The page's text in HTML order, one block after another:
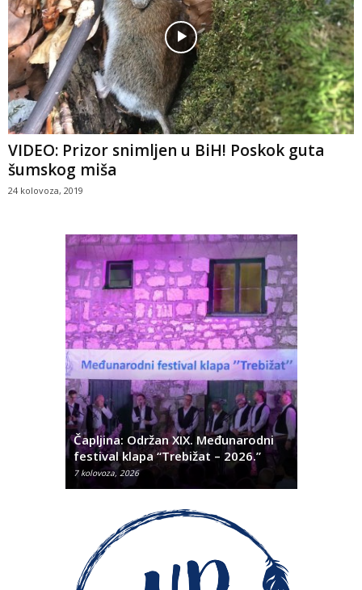
VIDEO: Prizor snimljen u BiH! Poskok guta
šumskog miša
24 kolovoza, 2019
Čapljina: Održan XIX. Međunarodni
festival klapa “Trebižat – 2026.”
7 kolovoza, 2026